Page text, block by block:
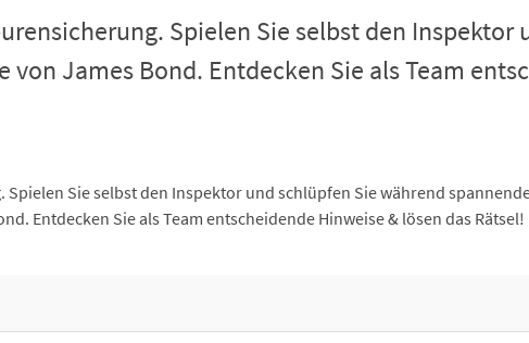
Spielen Sie selbst den
James Bond. Entdecken Sie als Team
Sie selbst den Inspektor und schlüpfen Sie während
Entdecken Sie als Team entscheidende Hinweise & lösen das Rätsel!